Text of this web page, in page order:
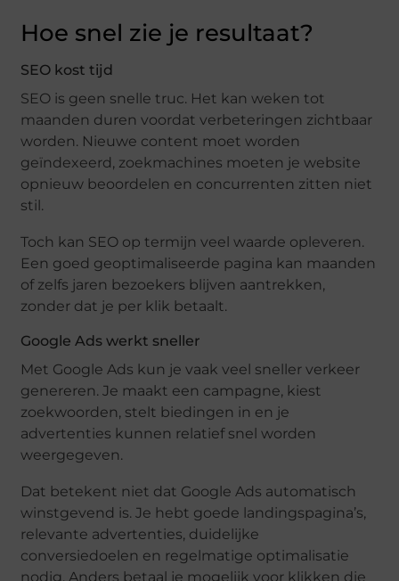
Hoe snel zie je resultaat?
SEO kost tijd
SEO is geen snelle truc. Het kan weken tot
maanden duren voordat verbeteringen zichtbaar
worden. Nieuwe content moet worden
geïndexeerd, zoekmachines moeten je website
opnieuw beoordelen en concurrenten zitten niet
stil.
Toch kan SEO op termijn veel waarde opleveren.
Een goed geoptimaliseerde pagina kan maanden
of zelfs jaren bezoekers blijven aantrekken,
zonder dat je per klik betaalt.
Google Ads werkt sneller
Met Google Ads kun je vaak veel sneller verkeer
genereren. Je maakt een campagne, kiest
zoekwoorden, stelt biedingen in en je
advertenties kunnen relatief snel worden
weergegeven.
Dat betekent niet dat Google Ads automatisch
winstgevend is. Je hebt goede landingspagina’s,
relevante advertenties, duidelijke
conversiedoelen en regelmatige optimalisatie
nodig. Anders betaal je mogelijk voor klikken die